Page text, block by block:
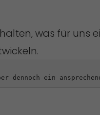
was für uns
dennoch ein